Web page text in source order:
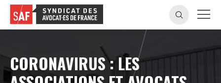
CORONAVIRUS : LES